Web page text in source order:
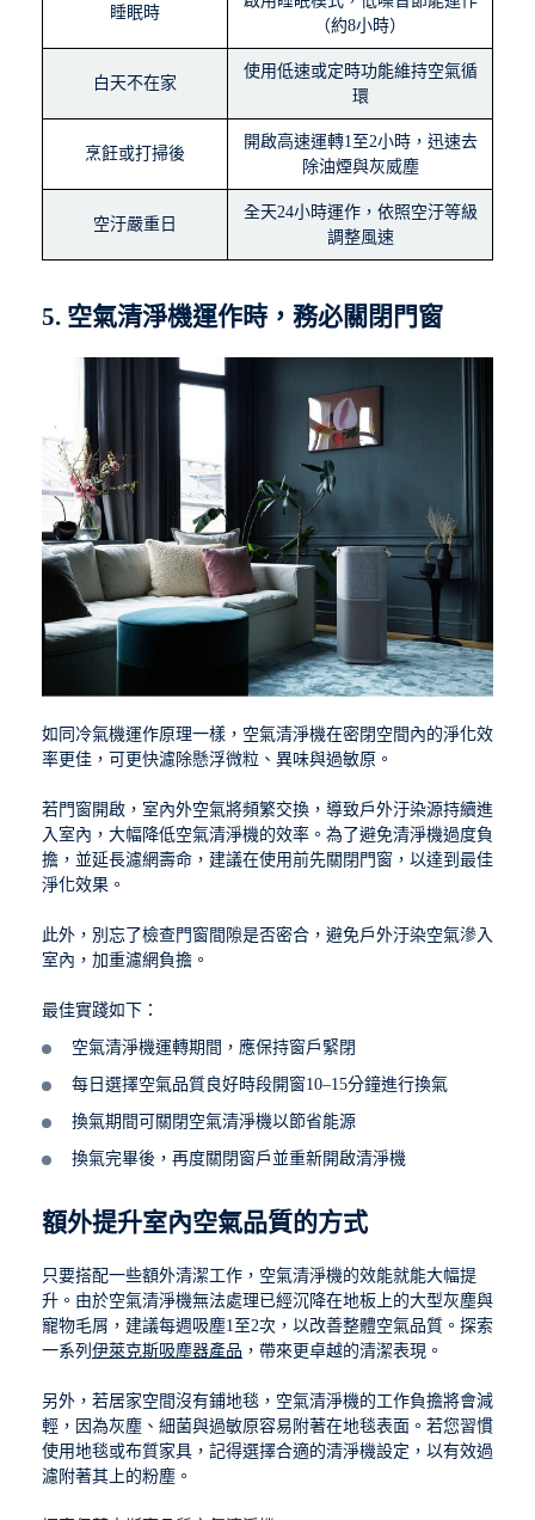
睡眠時
（約8小時）
白天不在家
使用低速或定時功能維持空氣循
環
烹飪或打掃後
開啟高速運轉1至2小時，迅速去
除油煙與灰威塵
空汙嚴重日
全天24小時運作，依照空汙等級
調整風速
5. 空氣清淨機運作時，務必關閉門窗
如同冷氣機運作原理一樣，空氣清淨機在密閉空間內的淨化效
率更佳，可更快濾除懸浮微粒、異味與過敏原。
若門窗開啟，室內外空氣將頻繁交換，導致戶外汙染源持續進
入室內，大幅降低空氣清淨機的效率。為了避免清淨機過度負
擔，並延長濾網壽命，建議在使用前先關閉門窗，以達到最佳
淨化效果。
此外，別忘了檢查門窗間隙是否密合，避免戶外汙染空氣滲入
室內，加重濾網負擔。
最佳實踐如下：
空氣清淨機運轉期間，應保持窗戶緊閉
每日選擇空氣品質良好時段開窗10–15分鐘進行換氣
換氣期間可關閉空氣清淨機以節省能源
換氣完畢後，再度關閉窗戶並重新開啟清淨機
額外提升室內空氣品質的方式
只要搭配一些額外清潔工作，空氣清淨機的效能就能大幅提
升。由於空氣清淨機無法處理已經沉降在地板上的大型灰塵與
寵物毛屑，建議每週吸塵1至2次，以改善整體空氣品質。探索
一系列 伊萊克斯吸塵器產品 ，帶來更卓越的清潔表現。
另外，若居家空間沒有鋪地毯，空氣清淨機的工作負擔將會減
輕，因為灰塵、細菌與過敏原容易附著在地毯表面。若您習慣
使用地毯或布質家具，記得選擇合適的清淨機設定，以有效過
濾附著其上的粉塵。